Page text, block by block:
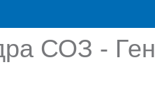
СОЗ -